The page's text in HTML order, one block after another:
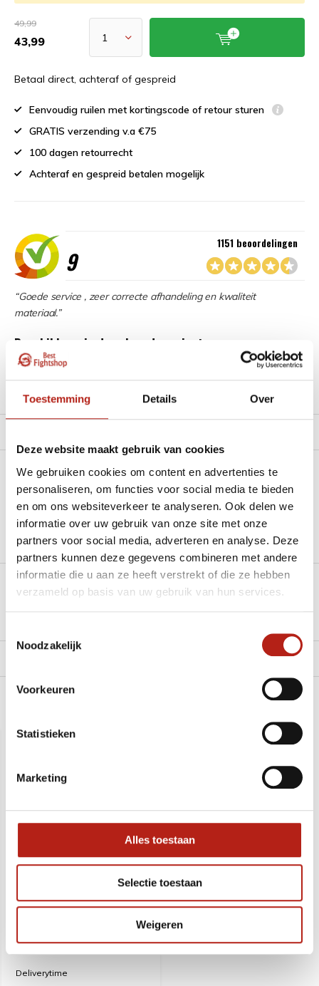
Toestemming Details Over
Deze website maakt gebruik van cookies
We gebruiken cookies om content en advertenties te
personaliseren, om functies voor social media te bieden
en om ons websiteverkeer te analyseren. Ook delen we
informatie over uw gebruik van onze site met onze
partners voor social media, adverteren en analyse. Deze
partners kunnen deze gegevens combineren met andere
informatie die u aan ze heeft verstrekt of die ze hebben
verzameld op basis van uw gebruik van hun services.
Noodzakelijk
Voorkeuren
Statistieken
Marketing
Alles toestaan
Selectie toestaan
Weigeren
49,99
43,99
Betaal direct, achteraf of gespreid
Eenvoudig ruilen met kortingscode of retour sturen
GRATIS verzending v.a €75
100 dagen retourrecht
Achteraf en gespreid betalen mogelijk
9
1151 beoordelingen
“Goede service , zeer correcte afhandeling en kwaliteit
materiaal.”
Beschikbaar in de volgende varianten:
Productomschrijving
Heb je een vraag over dit product?
Stel je vraag in de Chat voor een snel antwoord 24/7
Stel je vraag
Groot aantal nodig?
Klik hier om een offerte aan te vragen
Deliverytime